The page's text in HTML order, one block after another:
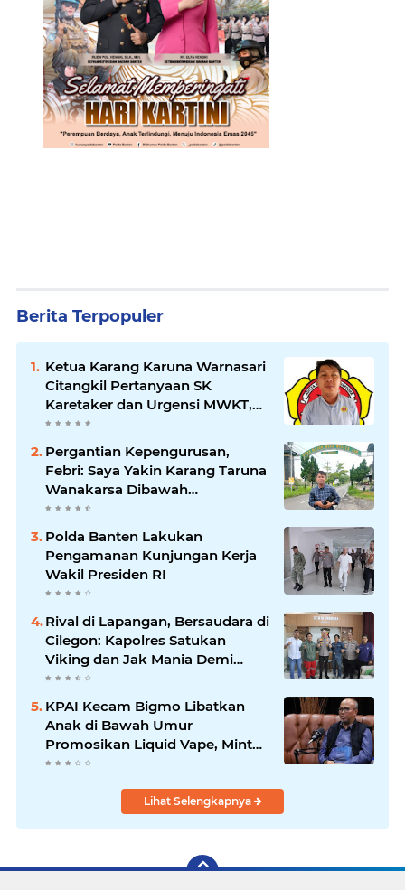
Berita Terpopuler
Ketua Karang Karuna Warnasari
Citangkil Pertanyaan SK
Karetaker dan Urgensi MWKT,
Saat Suasana Berduka
Pergantian Kepengurusan,
Febri: Saya Yakin Karang Taruna
Wanakarsa Dibawah
Kepemimpinan Bung Entus
Jauh Membawa Manfaat
Polda Banten Lakukan
Pengamanan Kunjungan Kerja
Wakil Presiden RI
Rival di Lapangan, Bersaudara di
Cilegon: Kapolres Satukan
Viking dan Jak Mania Demi
Nobar Damai Piala Presiden
KPAI Kecam Bigmo Libatkan
Anak di Bawah Umur
Promosikan Liquid Vape, Minta
Aparat Bertindak Tegas
Lihat Selengkapnya